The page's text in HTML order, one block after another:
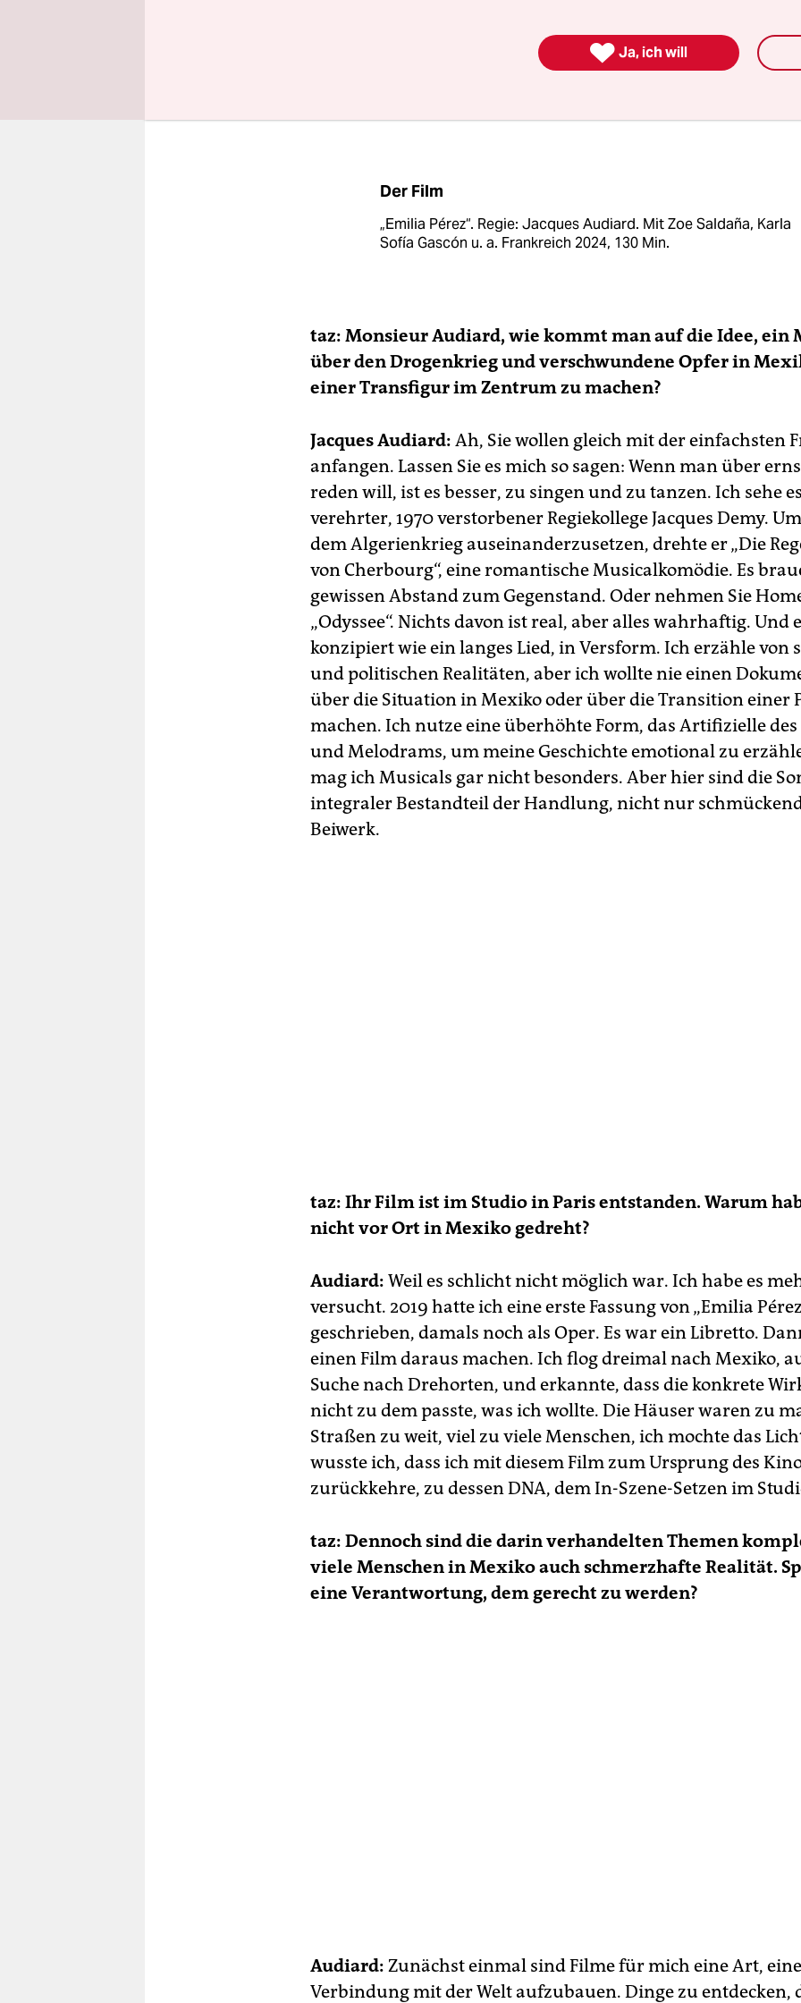
sich lassen will. Was irre klingt, funktioniert überraschend
Gespräch mit dem 72-Jährigen über Musicals und
Der Film
„Emilia Pérez“. Regie: Jacques Audiard. Mit Zoe Saldaña, Karla
Sofía Gascón u. a. Frankreich 2024, 130 Min.
taz: Monsieur Audiard, wie kommt man auf die Idee, ein
über den Drogenkrieg und verschwundene Opfer in
einer Transfigur im Zentrum zu machen?
Jacques Audiard: Ah, Sie wollen gleich mit der einfachsten
anfangen. Lassen Sie es mich so sagen: Wenn man über
reden will, ist es besser, zu singen und zu tanzen. Ich sehe
verehrter, 1970 verstorbener Regiekollege Jacques Demy.
dem Algerienkrieg auseinanderzusetzen, drehte er „Die
von Cherbourg“, eine romantische Musicalkomödie. Es
gewissen Abstand zum Gegenstand. Oder nehmen Sie
„Odyssee“. Nichts davon ist real, aber alles wahrhaftig. Und
konzipiert wie ein langes Lied, in Versform. Ich erzähle von
und politischen Realitäten, aber ich wollte nie einen
über die Situa­tion in Mexiko oder über die Transition einer
machen. Ich nutze eine überhöhte Form, das Artifizielle
und Melodrams, um meine Geschichte emotional zu
mag ich Musicals gar nicht besonders. Aber hier sind die
integraler Bestandteil der Handlung, nicht nur
Beiwerk.
taz: Ihr Film ist im Studio in Paris entstanden. Warum
nicht vor Ort in Mexiko gedreht?
Audiard: Weil es schlicht nicht möglich war. Ich habe es
versucht. 2019 hatte ich eine erste Fassung von „Emilia
geschrieben, damals noch als Oper. Es war ein Libretto.
einen Film daraus machen. Ich flog dreimal nach Mexiko,
Suche nach Drehorten, und erkannte, dass die konkrete
nicht zu dem passte, was ich wollte. Die Häuser waren zu
Straßen zu weit, viel zu viele Menschen, ich mochte das
wusste ich, dass ich mit diesem Film zum Ursprung des
zurückkehre, zu dessen DNA, dem In-Szene-Setzen im
taz: Dennoch sind die darin verhandelten Themen
viele Menschen in Mexiko auch schmerzhafte Realität.
eine Verantwortung, dem gerecht zu werden?
Audiard: Zunächst einmal sind Filme für mich eine Art, eine
Verbindung mit der Welt aufzubauen. Dinge zu entdecken,
 Ja, ich will